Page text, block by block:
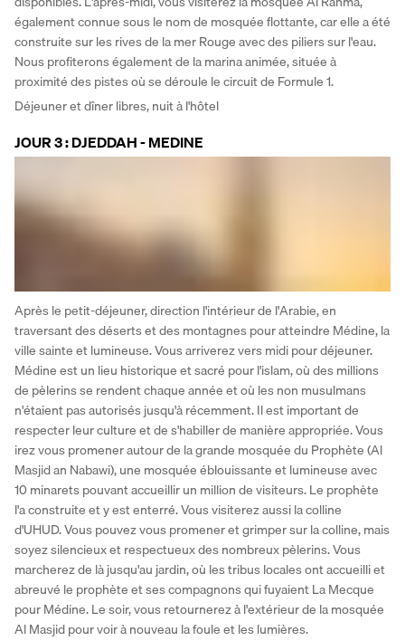
également connue sous le nom de mosquée flottante, car elle a été
construite sur les rives de la mer Rouge avec des piliers sur l'eau.
Nous profiterons également de la marina animée, située à
proximité des pistes où se déroule le circuit de Formule 1.
Déjeuner et dîner libres, nuit à l'hôtel
JOUR 3 : DJEDDAH - MEDINE
Après le petit-déjeuner, direction l'intérieur de l'Arabie, en
traversant des déserts et des montagnes pour atteindre Médine, la
ville sainte et lumineuse. Vous arriverez vers midi pour déjeuner.
Médine est un lieu historique et sacré pour l'islam, où des millions
de pèlerins se rendent chaque année et où les non musulmans
n'étaient pas autorisés jusqu'à récemment. Il est important de
respecter leur culture et de s'habiller de manière appropriée. Vous
irez vous promener autour de la grande mosquée du Prophète (Al
Masjid an Nabawi), une mosquée éblouissante et lumineuse avec
10 minarets pouvant accueillir un million de visiteurs. Le prophète
l'a construite et y est enterré. Vous visiterez aussi la colline
d'UHUD. Vous pouvez vous promener et grimper sur la colline, mais
soyez silencieux et respectueux des nombreux pèlerins. Vous
marcherez de là jusqu'au jardin, où les tribus locales ont accueilli et
abreuvé le prophète et ses compagnons qui fuyaient La Mecque
pour Médine. Le soir, vous retournerez à l'extérieur de la mosquée
Al Masjid pour voir à nouveau la foule et les lumières.